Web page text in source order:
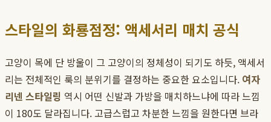
스타일의 화룡점정: 액세서리 매치 공식
고양이 목에 단 방울이 그 고양이의 정체성이 되기도 하듯, 액세서
리는 전체적인 룩의 분위기를 결정하는 중요한 요소입니다. 여자
리넨 스타일링 역시 어떤 신발과 가방을 매치하느냐에 따라 느낌
이 180도 달라집니다. 고급스럽고 차분한 느낌을 원한다면 브라